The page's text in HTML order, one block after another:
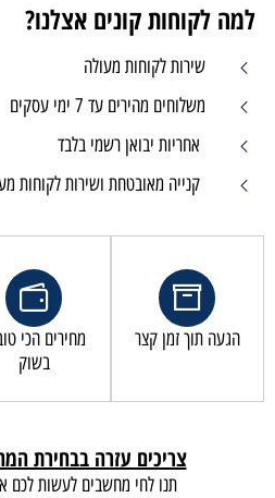
למה לקוחות קונים אצלנו?
שירות לקוחות מעולה
משלוחים מהירים עד 7 ימי עסקים
אחריות יבואן רשמי בלבד
קנייה מאובטחת ושירות לקוחות
הגעה תוך זמן קצר
מחירים הכי
בשוק
צריכים עזרה בבחירת
תנו לחי מחשבים לעשות לכם